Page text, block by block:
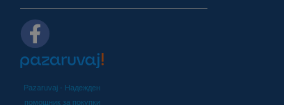
Pazaruvaj - Надежден
помощник за покупки